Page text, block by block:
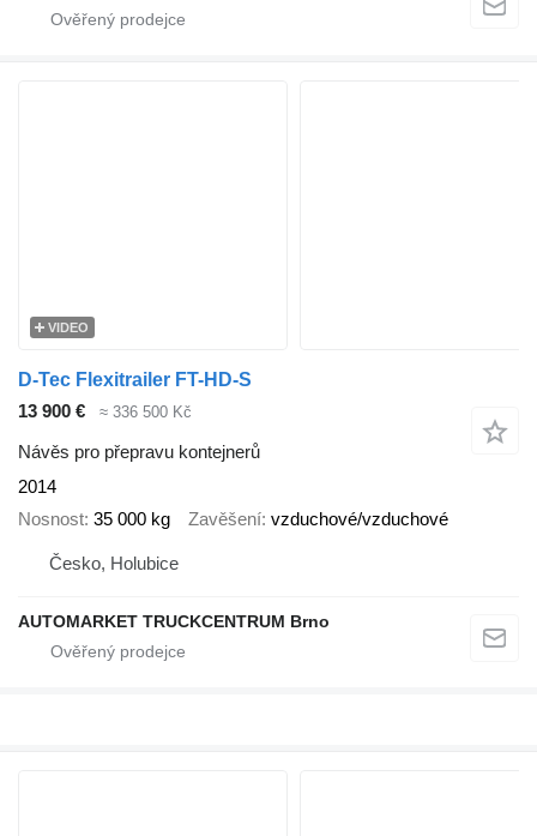
VIDEO
D-Tec Flexitrailer FT-HD-S
13 900 €
≈ 336 500 Kč
Návěs pro přepravu kontejnerů
2014
Nosnost 35 000 kg Zavěšení vzduchové/vzduchové
Česko, Holubice
AUTOMARKET TRUCKCENTRUM Brno